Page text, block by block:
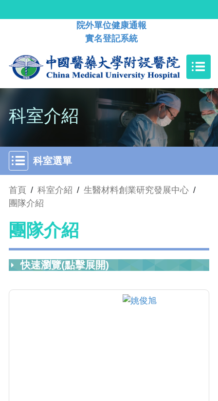
院外單位健康通報
實名登記系統
科室介紹
科室選單
首頁 / 科室介紹 / 生醫材料創業研究發展中心 /
團隊介紹
團隊介紹
快速瀏覽(點擊展開)